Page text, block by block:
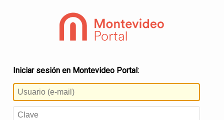
Iniciar sesión en Montevideo Portal: